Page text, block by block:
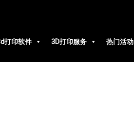
打印软件 3D打印服务 热门活动